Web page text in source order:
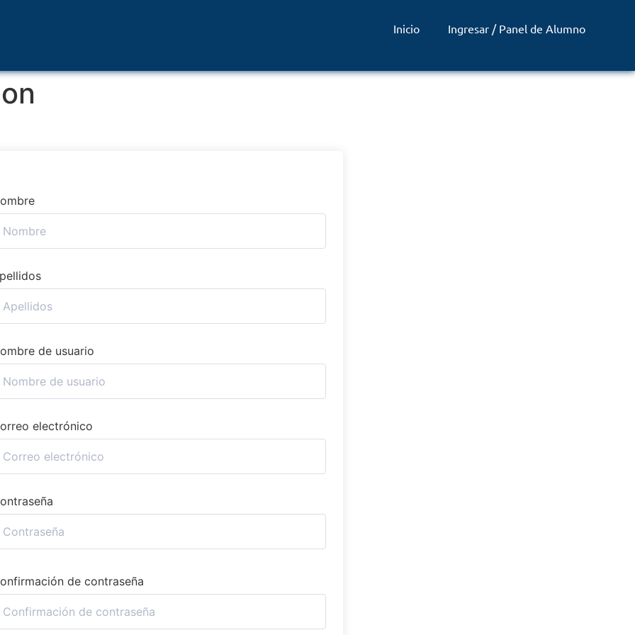
Inicio Ingresar / Panel de Alumno
de usuario
electrónico
de contraseña